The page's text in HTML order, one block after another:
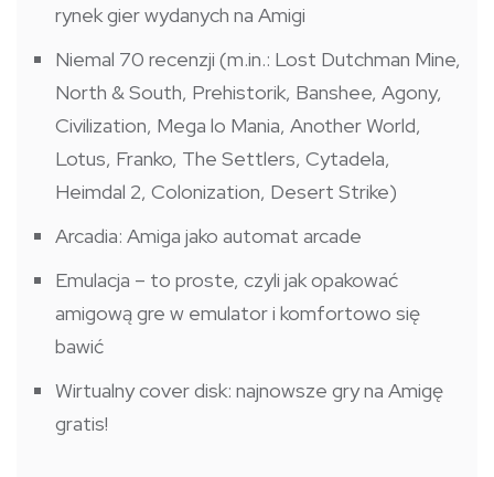
rynek gier wydanych na Amigi
Niemal 70 recenzji (m.in.: Lost Dutchman Mine,
North & South, Prehistorik, Banshee, Agony,
Civilization, Mega lo Mania, Another World,
Lotus, Franko, The Settlers, Cytadela,
Heimdal 2, Colonization, Desert Strike)
Arcadia: Amiga jako automat arcade
Emulacja – to proste, czyli jak opakować
amigową gre w emulator i komfortowo się
bawić
Wirtualny cover disk: najnowsze gry na Amigę
gratis!